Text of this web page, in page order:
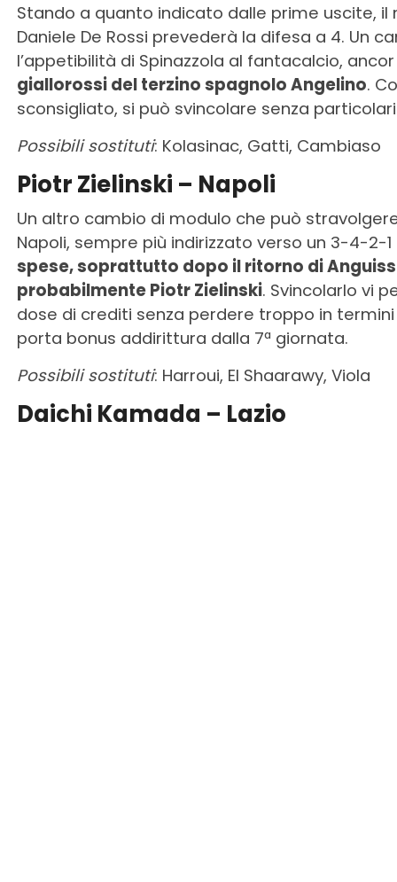
Stando a quanto indicato dalle prime uscite,
Daniele De Rossi prevederà la difesa a 4. Un
l’appetibilità di Spinazzola al fantacalcio,
giallorossi del terzino spagnolo Angelino.
sconsigliato, si può svincolare senza
Possibili sostituti: Kolasinac, Gatti, Cambiaso
Piotr Zielinski – Napoli
Un altro cambio di modulo che può
Napoli, sempre più indirizzato verso un 3-4-2-
spese, soprattutto dopo il ritorno di
probabilmente Piotr Zielinski. Svincolarlo vi
dose di crediti senza perdere troppo in
porta bonus addirittura dalla 7ª giornata.
Possibili sostituti: Harroui, El Shaarawy, Viola
Daichi Kamada – Lazio